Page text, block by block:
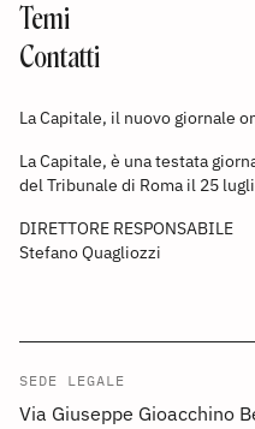
Temi
Contatti
La Capitale, il nuovo giornale
La Capitale, è una testata
del Tribunale di Roma il 25
DIRETTORE RESPONSABILE
Stefano Quagliozzi
SEDE LEGALE
Via Giuseppe Gioacchino